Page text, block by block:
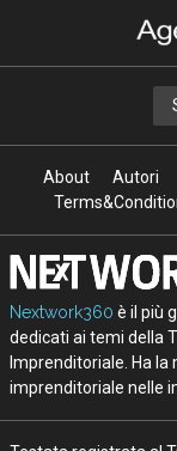
About Autori
Nextwork360 è il più
dedicati ai temi della
Imprenditoriale. Ha
imprenditoriale nelle